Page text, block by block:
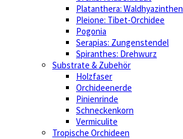
Platanthera: Waldhyazinthen
Pleione: Tibet-Orchidee
Pogonia
Serapias: Zungenstendel
Spiranthes: Drehwurz
Substrate & Zubehör
Holzfaser
Orchideenerde
Pinienrinde
Schneckenkorn
Vermiculite
Tropische Orchideen